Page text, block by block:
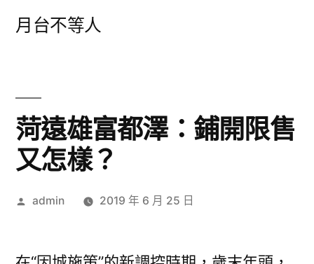
月台不等人
菏遠雄富都澤：鋪開限售
又怎樣？
作
admin 2019 年 6 月 25 日